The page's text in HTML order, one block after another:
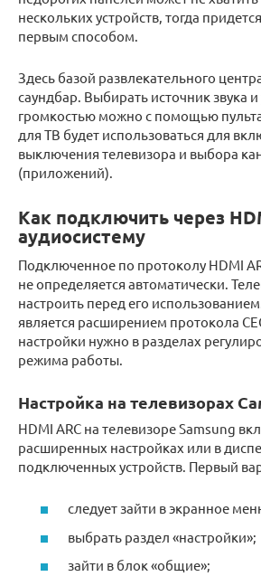
нескольких устройств, тогда
первым способом.
Здесь базой развлекательного
саундбар. Выбирать источник звука и
громкостью можно с помощью
для ТВ будет использоваться для
выключения телевизора и выбора
(приложений).
Как подключить через
аудиосистему
Подключенное по протоколу HDMI
не определяется автоматически.
настроить перед его
является расширением протокола
настройки нужно в разделах
режима работы.
Настройка на телевизорах
HDMI ARC на телевизоре Samsung
расширенных настройках или в
подключенных устройств. Первый
следует зайти в экранное
выбрать раздел «настройки»;
зайти в блок «общие»;